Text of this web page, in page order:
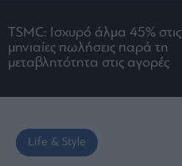
Ειδήσεις
Οικονομία
Ναυτιλία
Real
TSMC: Ισχυρό άλμα 45% στις
μηνιαίες πωλήσεις παρά τη
μεταβλητότητα στις αγορές
Life & Style